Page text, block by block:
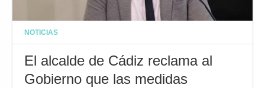
NOTICIAS
El alcalde de Cádiz reclama al
Gobierno que las medidas